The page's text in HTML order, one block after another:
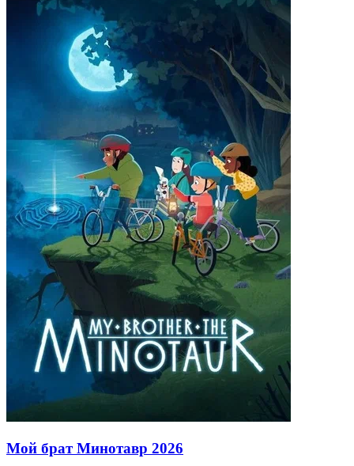
Мой брат Минотавр 2026